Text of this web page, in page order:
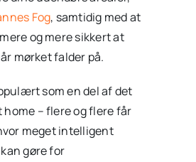
Fog, samtidig med at
og mere sikkert at
mørket falder på.
som en del af det
home – flere og flere får
meget intelligent
gøre for